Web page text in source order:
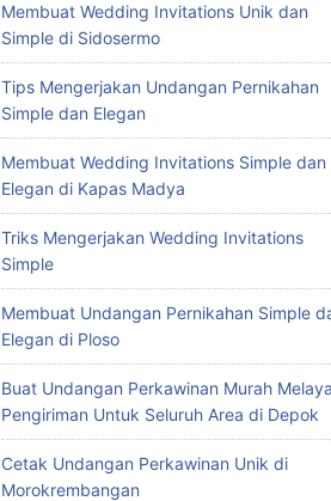
Membuat Wedding Invitations Unik dan
Simple di Sidosermo
Tips Mengerjakan Undangan Pernikahan
Simple dan Elegan
Membuat Wedding Invitations Simple dan
Elegan di Kapas Madya
Triks Mengerjakan Wedding Invitations
Simple
Membuat Undangan Pernikahan Simple
Elegan di Ploso
Buat Undangan Perkawinan Murah
Pengiriman Untuk Seluruh Area di Depok
Cetak Undangan Perkawinan Unik di
Morokrembangan